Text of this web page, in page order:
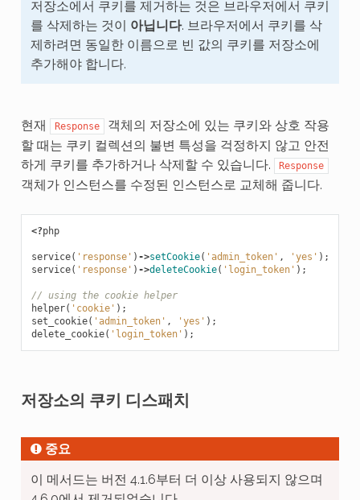
저장소에서 쿠키를 제거하는 것은 브라우저에서 쿠키
를 삭제하는 것이 아닙니다. 브라우저에서 쿠키를 삭
제하려면 동일한 이름으로 빈 값의 쿠키를 저장소에
추가해야 합니다.
현재 Response
객체의 저장소에 있는 쿠키와 상호 작용
할 때는 쿠키 컬렉션의 불변 특성을 걱정하지 않고 안전
하게 쿠키를 추가하거나 삭제할 수 있습니다.
Response
객체가 인스턴스를 수정된 인스턴스로 교체해 줍니다.
<?php
service( 'response' ) ->setCookie( 'admin_token' , 'yes' );
service( 'response' ) ->deleteCookie( 'login_token' );
// using the cookie helper
helper( 'cookie' );
set_cookie( 'admin_token' , 'yes' );
delete_cookie( 'login_token' );
저장소의 쿠키 디스패치
중요
이 메서드는 버전 4.1.6부터 더 이상 사용되지 않으며